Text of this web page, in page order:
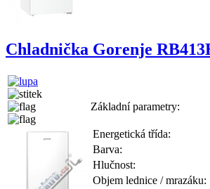
Chladnička Gorenje
Základní parametry:
Energetická třída:
Barva:
Hlučnost:
Objem lednice / mrazáku: